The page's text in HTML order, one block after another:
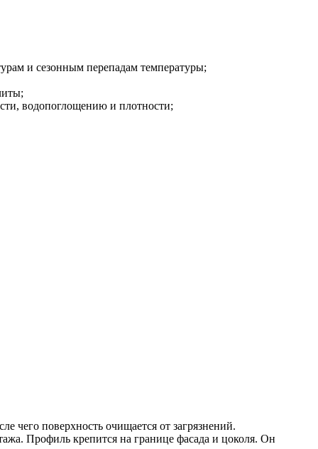
и сезонным перепадам температуры;
водопоглощению и плотности;
чего поверхность очищается от загрязнений.
Профиль крепится на границе фасада и цоколя. Он